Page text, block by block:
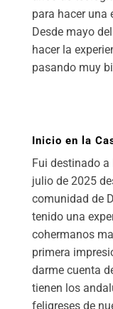
para hacer una
Desde mayo
hacer la
pasando muy
Inicio en la
Fui destinado
julio de 2025
comunidad de
tenido una
cohermanos
primera
darme cuenta
tienen los
feligreses de